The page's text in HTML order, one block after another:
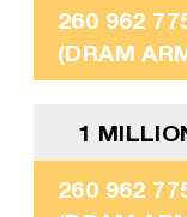
260 962
(DRAM
1
260 962